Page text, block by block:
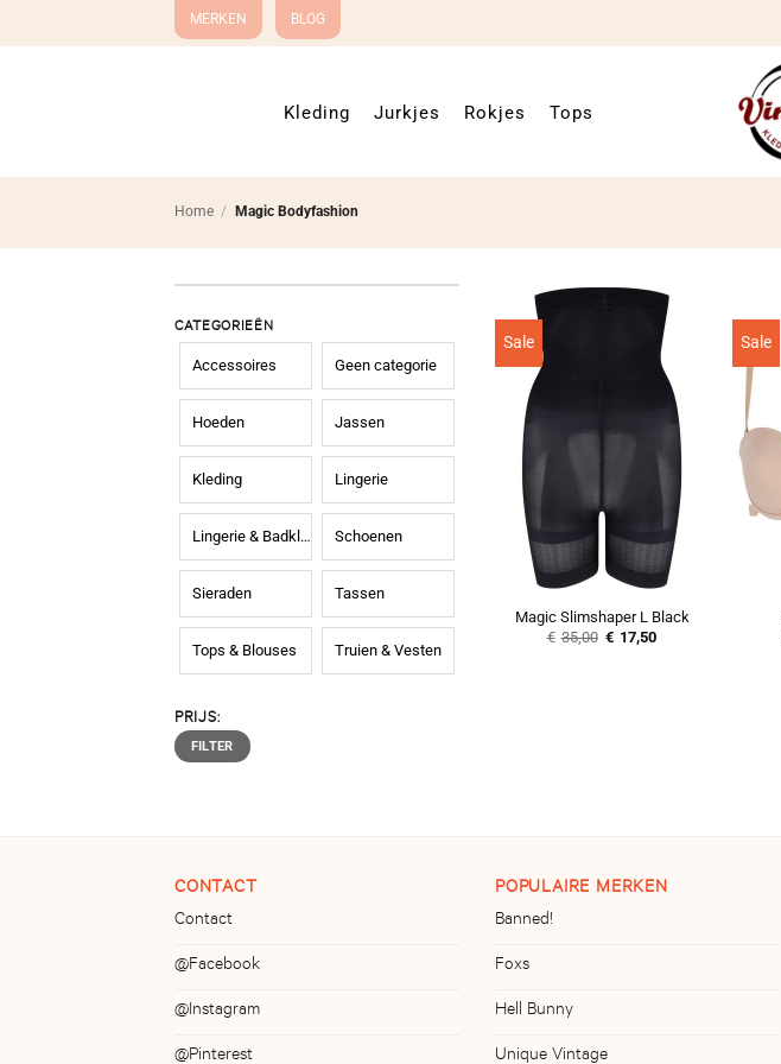
MERKEN BLOG
Kleding Jurkjes Rokjes Tops
Home / Magic Bodyfashion
CATEGORIEËN
Accessoires Geen categorie
Hoeden Jassen
Kleding Lingerie
Lingerie & Badkleding Schoenen
Sieraden Tassen
Tops & Blouses Truien & Vesten
PRIJS:
Min.
prijs
Max.
prijsFILTER
Sale
Magic Slimshaper L Black
€ 35,00 Oorspronkelijke
€ 17,50Huidige
Sale
CONTACT
Contact
@Facebook
@Instagram
@Pinterest
POPULAIRE MERKEN
Banned!
Foxs
Hell Bunny
Unique Vintage